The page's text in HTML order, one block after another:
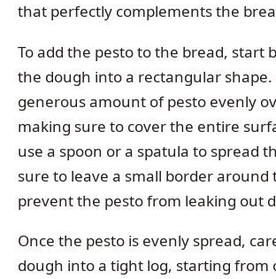
that perfectly complements the
To add the pesto to the bread, start
the dough into a rectangular shape.
generous amount of pesto evenly
making sure to cover the entire
use a spoon or a spatula to spread
sure to leave a small border around
prevent the pesto from leaking out
Once the pesto is evenly spread,
dough into a tight log, starting from